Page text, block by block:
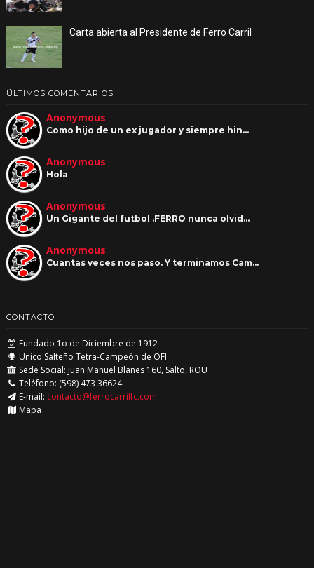
Carta abierta al Presidente de Ferro Carril
ÚLTIMOS COMENTARIOS
Anonymous
Como hijo de un ex jugador y siempre hin…
Anonymous
Hola
Anonymous
Un Gigante del futbol .FERRO nunca olvid…
Anonymous
Cuantas veces nos paso. Y terminamos Cam…
CONTACTO
Fundado 1o de Diciembre de 1912
Unico Salteño Tetra-Campeón de OFI
Sede Social: Juan Manuel Blanes 160, Salto, ROU
Teléfono: (598) 473 36624
E-mail: contacto@ferrocarrilfc.com
Mapa